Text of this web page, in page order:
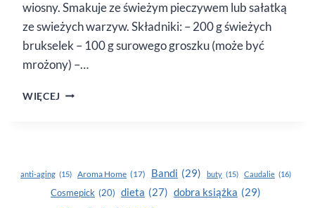
wiosny. Smakuje ze świeżym pieczywem lub sałatką
ze swieżych warzyw. Składniki: – 200 g świeżych
brukselek – 100 g surowego groszku (może być
mrożony) –…
WIĘCEJ FRITATTA
PIERZYNKĄ
anti-aging (15) Aroma Home (17) Bandi (29) buty (15) Caudalie (16)
Cosmepick (20) dieta (27) dobra książka (29)